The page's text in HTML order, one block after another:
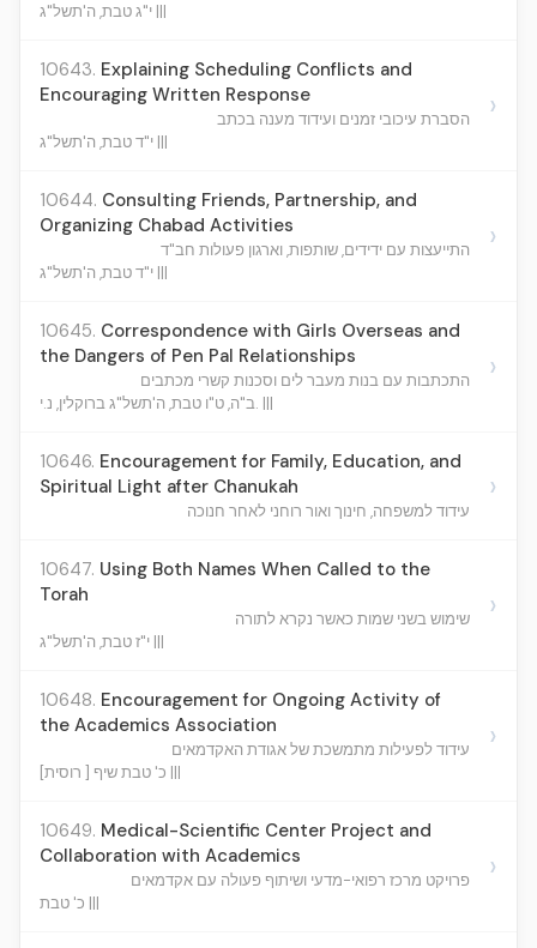
י"ג טבת, ה'תשל"ג |||
10643. Explaining Scheduling Conflicts and
Encouraging Written Response
הסברת עיכובי זמנים ועידוד מענה בכתב
י"ד טבת, ה'תשל"ג |||
›
10644. Consulting Friends, Partnership, and
Organizing Chabad Activities
התייעצות עם ידידים, שותפות, וארגון פעולות חב"ד
י"ד טבת, ה'תשל"ג |||
›
10645. Correspondence with Girls Overseas and
the Dangers of Pen Pal Relationships
התכתבות עם בנות מעבר לים וסכנות קשרי מכתבים
ב"ה, ט"ו טבת, ה'תשל"ג ברוקלין, נ.י. |||
›
10646. Encouragement for Family, Education, and
Spiritual Light after Chanukah
עידוד למשפחה, חינוך ואור רוחני לאחר חנוכה
›
10647. Using Both Names When Called to the
Torah
שימוש בשני שמות כאשר נקרא לתורה
י"ז טבת, ה'תשל"ג |||
›
10648. Encouragement for Ongoing Activity of
the Academics Association
עידוד לפעילות מתמשכת של אגודת האקדמאים
כ' טבת שיף [ רוסית] |||
›
10649. Medical-Scientific Center Project and
Collaboration with Academics
פרויקט מרכז רפואי-מדעי ושיתוף פעולה עם אקדמאים
כ' טבת |||
›